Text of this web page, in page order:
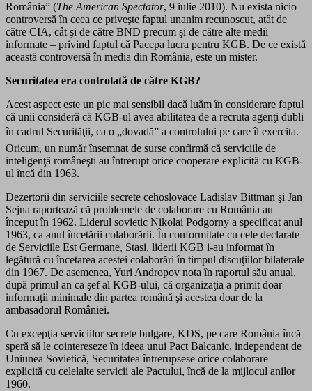
România” (The American Spectator, 9 iulie 2010). Nu exista nicio
controversă în ceea ce priveşte faptul unanim recunoscut, atât de
către CIA, cât şi de către BND precum şi de către alte medii
informate – privind faptul că Pacepa lucra pentru KGB. De ce există
această controversă în media din România, este un mister.
Securitatea era controlată de către KGB?
Acest aspect este un pic mai sensibil dacă luăm în considerare faptul
că unii consideră că KGB-ul avea abilitatea de a recruta agenţi dubli
în cadrul Securităţii, ca o „dovadă” a controlului pe care îl exercita.
Oricum, un număr însemnat de surse confirmă că serviciile de
inteligenţă româneşti au întrerupt orice cooperare explicită cu KGB-
ul încă din 1963.
Dezertorii din serviciile secrete cehoslovace Ladislav Bittman şi Jan
Sejna raportează că problemele de colaborare cu România au
început în 1962. Liderul sovietic Nikolai Podgorny a specificat anul
1963, ca anul încetării colaborării. În conformitate cu cele declarate
de Serviciile Est Germane, Stasi, liderii KGB i-au informat în
legătură cu încetarea acestei colaborări în timpul discuţiilor bilaterale
din 1967. De asemenea, Yuri Andropov nota în raportul său anual,
după primul an ca şef al KGB-ului, că organizaţia a primit doar
informaţii minimale din partea română şi acestea doar de la
ambasadorul României.
Cu excepţia serviciilor secrete bulgare, KDS, pe care România încă
speră să le cointereseze în ideea unui Pact Balcanic, independent de
Uniunea Sovietică, Securitatea întrerupsese orice colaborare
explicită cu celelalte servicii ale Pactului, încă de la mijlocul anilor
1960.